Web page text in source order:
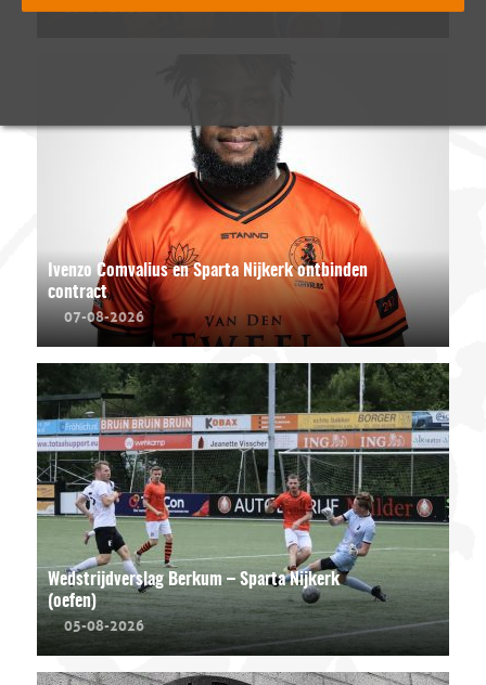
Ivenzo Comvalius en Sparta Nijkerk ontbinden
contract
07-08-2026
Wedstrijdverslag Berkum – Sparta Nijkerk
(oefen)
05-08-2026